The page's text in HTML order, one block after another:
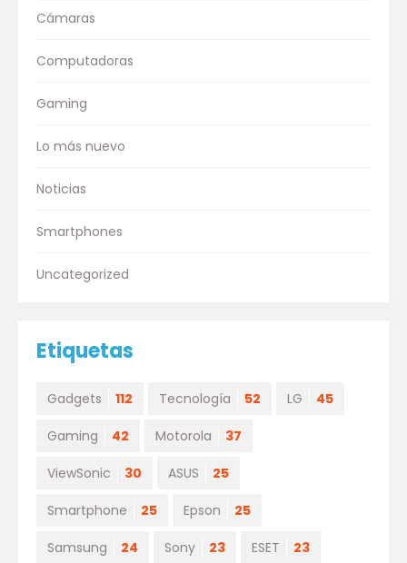
Cámaras
Computadoras
Gaming
Lo más nuevo
Noticias
Smartphones
Uncategorized
Etiquetas
Gadgets 112 Tecnología 52 LG 45
Gaming 42 Motorola 37
ViewSonic 30 ASUS 25
Smartphone 25 Epson 25
Samsung 24 Sony 23 ESET 23